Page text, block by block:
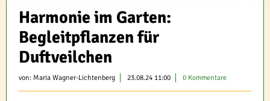
Harmonie im Garten:
Begleitpflanzen für
Duftveilchen
von: Maria Wagner-Lichtenberg 23.08.24 11:00 0 Kommentare